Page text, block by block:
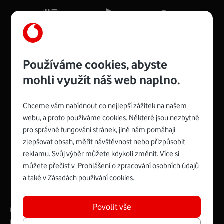
Více o COMPAL CH7465VF
Zyxel VMG8623-T50B:
Rozměry modemu jsou 16 x 22 x 7,5 cm (včetně stojánku)
a nabízí 4 gigabitové LAN porty a bezdrátové připojení Wi-
Fi ve verzích 802.11 b/g/n/ac pro frekvenci 2,4 GHz a
Mb/s.
Více o Zyxel VMG8623-T50B
Spojte se s Vodafonem
Právní­ podmí­nky
Ochrana soukromí­
Digitální odpovědnost
Používáme cookies, abyste
mohli využít náš web naplno.
Chceme vám nabídnout co nejlepší zážitek na našem
webu, a proto používáme cookies. Některé jsou nezbytné
pro správné fungování stránek, jiné nám pomáhají
zlepšovat obsah, měřit návštěvnost nebo přizpůsobit
reklamu. Svůj výběr můžete kdykoli změnit. Více si
můžete přečíst v Prohlášení o zpracování osobních údajů
a také vZásadách používání cookies.
Povolit vše